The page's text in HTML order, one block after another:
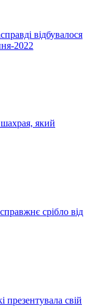
відбувалося
2022
який
срібло від
свій